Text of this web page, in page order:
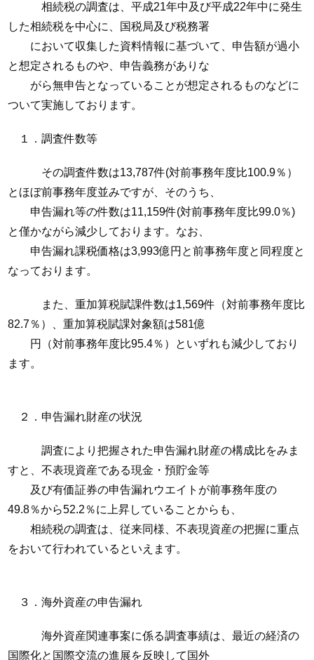
相続税の調査は、平成21年中及び平成22年中に発生
した相続税を中心に、国税局及び税務署
において収集した資料情報に基づいて、申告額が過小
と想定されるものや、申告義務がありな
がら無申告となっていることが想定されるものなどに
ついて実施しております。
１．調査件数等
その調査件数は13,787件(対前事務年度比100.9％）
とほぼ前事務年度並みですが、そのうち、
申告漏れ等の件数は11,159件(対前事務年度比99.0％)
と僅かながら減少しております。なお、
申告漏れ課税価格は3,993億円と前事務年度と同程度と
なっております。
また、重加算税賦課件数は1,569件（対前事務年度比
82.7％）、重加算税賦課対象額は581億
円（対前事務年度比95.4％）といずれも減少しており
ます。
２．申告漏れ財産の状況
調査により把握された申告漏れ財産の構成比をみま
すと、不表現資産である現金・預貯金等
及び有価証券の申告漏れウエイトが前事務年度の
49.8％から52.2％に上昇していることからも、
相続税の調査は、従来同様、不表現資産の把握に重点
をおいて行われているといえます。
３．海外資産の申告漏れ
海外資産関連事案に係る調査事績は、最近の経済の
国際化と国際交流の進展を反映して国外